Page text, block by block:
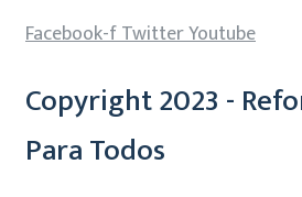
Facebook-fTwitterYoutube
Copyright 2023 -
Para Todos